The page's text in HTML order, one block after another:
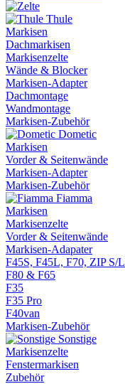
Thule
Markisen
Dachmarkisen
Markisenzelte
Wände & Blocker
Markisen-Adapter
Dachmontage
Wandmontage
Markisen-Zubehör
Dometic
Markisen
Vorder & Seitenwände
Markisen-Adapter
Markisen-Zubehör
Fiamma
Markisen
Markisenzelte
Vorder & Seitenwände
Markisen-Adapater
F45S, F45L, F70, ZIP S/L
F80 & F65
F35
F35 Pro
F40van
Markisen-Zubehör
Sonstige
Markisenzelte
Fenstermarkisen
Zubehör